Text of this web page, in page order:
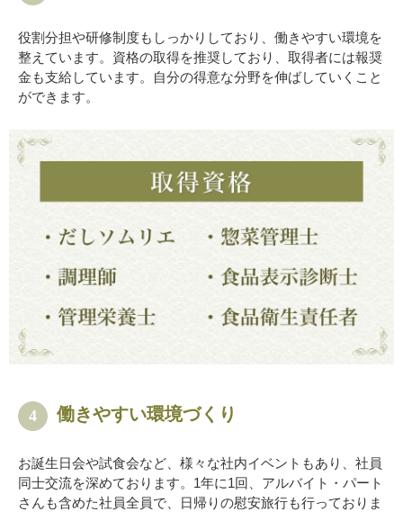
役割分担や研修制度もしっかりしており、働きやすい環境を
整えています。資格の取得を推奨しており、取得者には報奨
金も支給しています。自分の得意な分野を伸ばしていくこと
ができます。
4 働きやすい環境づくり
お誕生日会や試食会など、様々な社内イベントもあり、社員
同士交流を深めております。1年に1回、アルバイト・パート
さんも含めた社員全員で、日帰りの慰安旅行も行っておりま